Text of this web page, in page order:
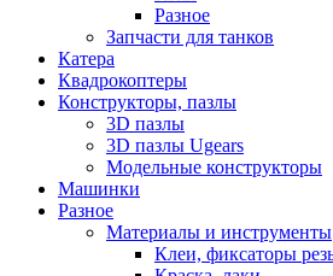
Разное
Запчасти для танков
Катера
Квадрокоптеры
Конструкторы, пазлы
3D пазлы
3D пазлы Ugears
Модельные конструкторы
Машинки
Разное
Материалы и инструменты
Клеи, фиксаторы